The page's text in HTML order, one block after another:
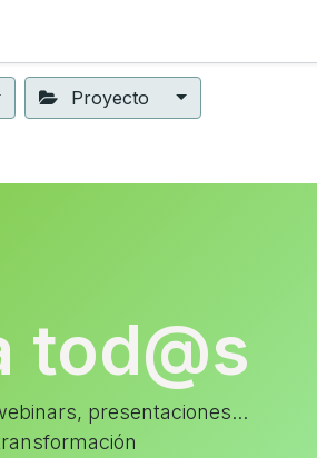
Proyecto
tod@s
presentaciones...